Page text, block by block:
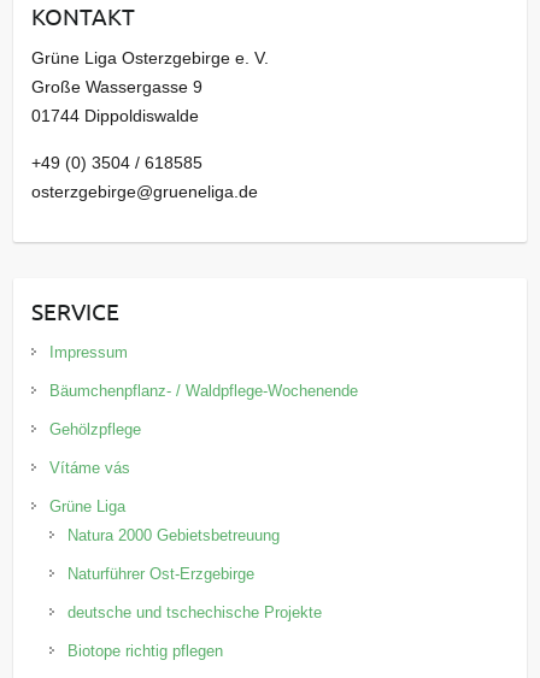
v
KONTAKT
Grüne Liga Osterzgebirge e. V.
Große Wassergasse 9
01744 Dippoldiswalde
+49 (0) 3504 / 618585
osterzgebirge@grueneliga.de
SERVICE
Impressum
Bäumchenpflanz- / Waldpflege-Wochenende
Gehölzpflege
Vítáme vás
Grüne Liga
Natura 2000 Gebietsbetreuung
Naturführer Ost-Erzgebirge
deutsche und tschechische Projekte
Biotope richtig pflegen